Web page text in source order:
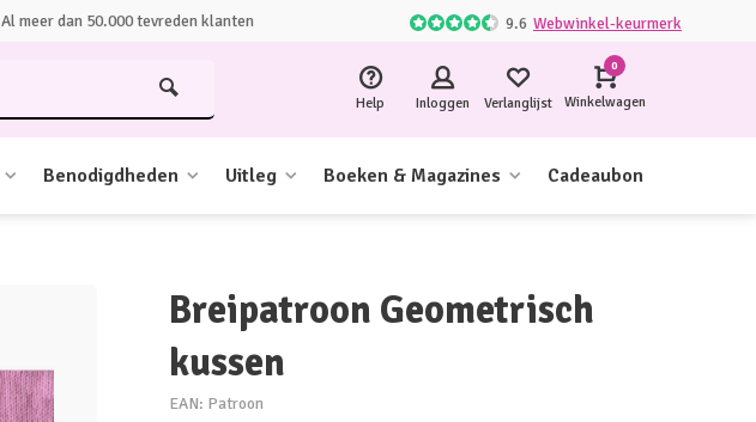
Al meer dan 50.000 tevreden klanten 9.6 Webwinkel-keurmerk
Help Inloggen Verlanglijst
0
Winkelwagen
Benodigdheden Uitleg Boeken & Magazines Cadeaubon
Breipatroon Geometrisch
kussen
EAN: Patroon